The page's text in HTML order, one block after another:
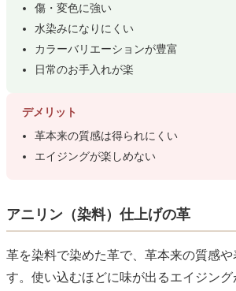
傷・変色に強い
水染みになりにくい
カラーバリエーションが豊富
日常のお手入れが楽
デメリット
革本来の質感は得られにくい
エイジングが楽しめない
アニリン（染料）仕上げの革
革を染料で染めた革で、革本来の質感や
す。使い込むほどに味が出るエイジン